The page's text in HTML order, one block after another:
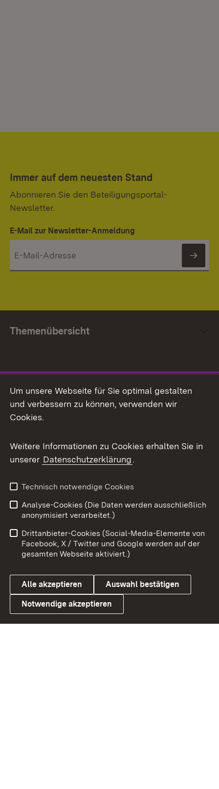
Immer auf dem neuesten Stand
Abonnieren Sie den Beteiligungsportal-
Newsletter.
E-Mail zur Newsletter-Anmeldung
Themenübersicht
Facebook
X / Twitter
Youtube
Link zum Landesportal
Impressum
Kontakt
Barrierefreiheit
Datenschutz
Cookies
Um unsere Webseite für Sie optimal gestalten
und verbessern zu können, verwenden wir
Cookies.
Weitere Informationen zu Cookies erhalten Sie in
unserer Datenschutzerklärung.
Technisch notwendige Cookies
Analyse-Cookies (Die Daten werden ausschließlich
anonymisiert verarbeitet.)
Drittanbieter-Cookies (Social-Media-Elemente von
Facebook, X / Twitter und Google werden auf der
gesamten Webseite aktiviert.)
Alle akzeptieren Auswahl bestätigen
Notwendige akzeptieren